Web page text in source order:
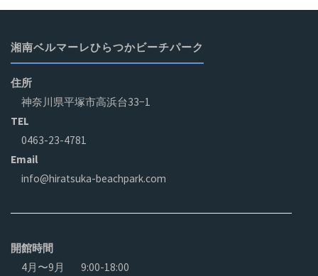
湘南ベルマーレひらつかビーチパーク
住所
神奈川県平塚市高浜台33−1
TEL
0463-23-4781
Email
info@hiratsuka-beachpark.com
開館時間
4月〜9月
9:00-18:00